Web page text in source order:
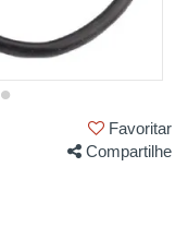
Favoritar
Compartilhe